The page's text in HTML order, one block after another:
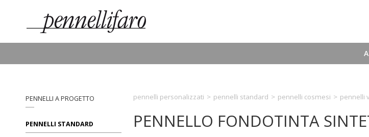
PENNELLI A PROGETTO
PENNELLI STANDARD
pennelli personalizzati > pennelli standard > pennelli cosmesi > pennelli
PENNELLO FONDOTINTA